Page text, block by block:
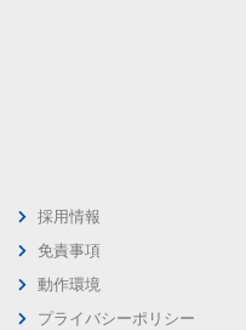
採用情報
免責事項
動作環境
プライバシーポリシー